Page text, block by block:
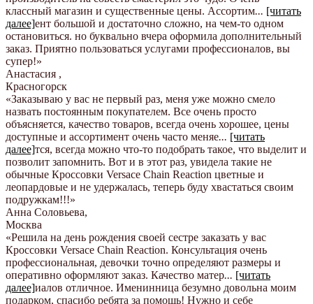
классный магазин и существенные цены. Ассортим... [читать
далее]ент большой и достаточно сложно, на чем-то одном
остановиться. но буквально вчера оформила дополнительный
заказ. Приятно пользоваться услугами профессионалов, вы
супер!»
Анастасия ,
Красногорск
«Заказываю у вас не первый раз, меня уже можно смело
назвать постоянным покупателем. Все очень просто
объясняется, качество товаров, всегда очень хорошее, цены
доступные и ассортимент очень часто меняе... [читать
далее]тся, всегда можно что-то подобрать такое, что выделит и
позволит запомнить. Вот и в этот раз, увидела такие не
обычные Кроссовки Versace Chain Reaction цветные и
леопардовые и не удержалась, теперь буду хвастаться своим
подружкам!!!»
Анна Соловьева,
Москва
«Решила на день рождения своей сестре заказать у вас
Кроссовки Versace Chain Reaction. Консультация очень
профессиональная, девочки точно определяют размеры и
оперативно оформляют заказ. Качество матер... [читать
далее]иалов отличное. Именинница безумно довольна моим
подарком, спасибо ребята за помощь! Нужно и себе